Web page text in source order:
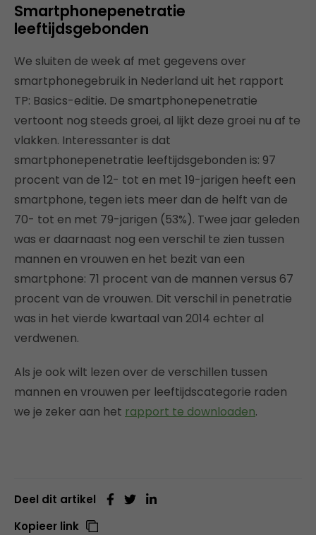
Smartphonepenetratie
leeftijdsgebonden
We sluiten de week af met gegevens over
smartphonegebruik in Nederland uit het rapport
TP: Basics-editie. De smartphonepenetratie
vertoont nog steeds groei, al lijkt deze groei nu af te
vlakken. Interessanter is dat
smartphonepenetratie leeftijdsgebonden is: 97
procent van de 12- tot en met 19-jarigen heeft een
smartphone, tegen iets meer dan de helft van de
70- tot en met 79-jarigen (53%). Twee jaar geleden
was er daarnaast nog een verschil te zien tussen
mannen en vrouwen en het bezit van een
smartphone: 71 procent van de mannen versus 67
procent van de vrouwen. Dit verschil in penetratie
was in het vierde kwartaal van 2014 echter al
verdwenen.
Als je ook wilt lezen over de verschillen tussen
mannen en vrouwen per leeftijdscategorie raden
we je zeker aan het rapport te downloaden.
Deel dit artikel
Kopieer link